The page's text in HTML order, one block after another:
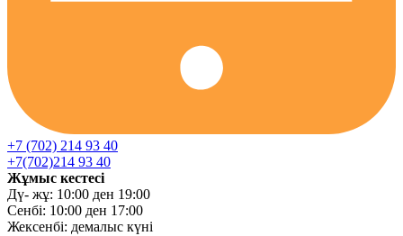
+7 (702) 214 93 40
+7(702)214 93 40
Жұмыс кестесі
Дү- жұ: 10:00 ден 19:00
Сенбі: 10:00 ден 17:00
Жексенбі: демалыс күні